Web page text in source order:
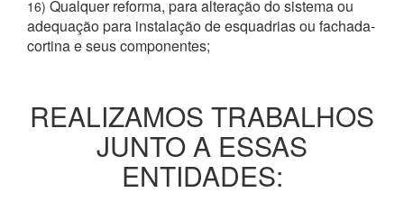
16) Qualquer reforma, para alteração do sistema ou
adequação para instalação de esquadrias ou fachada-
cortina e seus componentes;
REALIZAMOS TRABALHOS
JUNTO A ESSAS
ENTIDADES: